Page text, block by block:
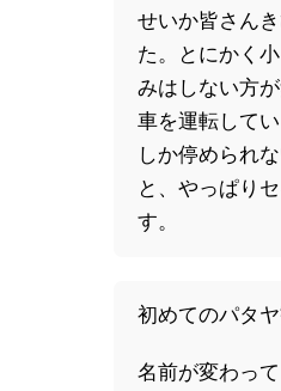
せいか皆さん
た。とにかく
みはしない方
車を運転して
しか停められ
と、やっぱり
す。
初めてのパタ
名前が変わっ